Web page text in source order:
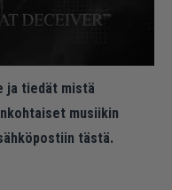
ja tiedät mistä
musiikin
tästä.